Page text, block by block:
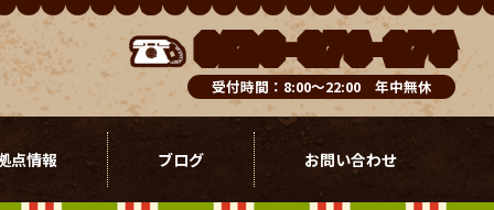
0120-076-976
受付時間：8:00～22:00 年中無休
点情報 ブログ お問い合わせ